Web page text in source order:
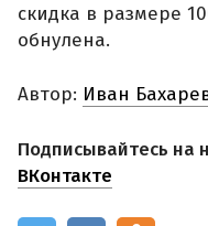
скидка в размере
обнулена.
Автор: Иван
Подписывайтесь на
ВКонтакте